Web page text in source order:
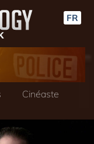
FR
Cinéaste